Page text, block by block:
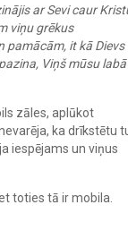
ar Sevi caur
viņu grēkus
pamācām, it kā Dievs
Viņš mūsu
zāles, aplūkot
ka drīkstētu
iespējams un viņus
toties tā ir mobila.